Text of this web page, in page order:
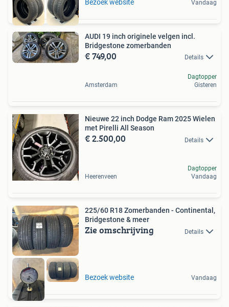
Bezoek website Vandaag
AUDI 19 inch originele velgen incl.
Bridgestone zomerbanden
€ 749,00 Details
Amsterdam
Dagtopper
Gisteren
Nieuwe 22 inch Dodge Ram 2025 Wielen
met Pirelli All Season
€ 2.500,00 Details
Heerenveen
Dagtopper
Vandaag
225/60 R18 Zomerbanden - Continental,
Bridgestone & meer
Zie omschrijving Details
Bezoek website Vandaag